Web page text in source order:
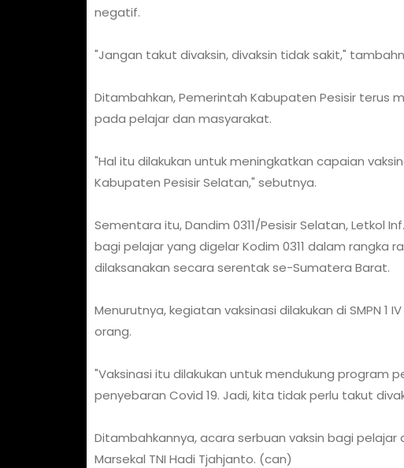
negatif.
"Jangan takut divaksin, divaksin tidak sakit,"
Ditambahkan, Pemerintah Kabupaten Pesisir terus
pada pelajar dan masyarakat.
"Hal itu dilakukan untuk meningkatkan capaian
Kabupaten Pesisir Selatan," sebutnya.
Sementara itu, Dandim 0311/Pesisir Selatan, Letkol
bagi pelajar yang digelar Kodim 0311 dalam rangka
dilaksanakan secara serentak se-Sumatera Barat.
Menurutnya, kegiatan vaksinasi dilakukan di SMPN 1
orang.
"Vaksinasi itu dilakukan untuk mendukung program
penyebaran Covid 19. Jadi, kita tidak perlu takut
Ditambahkannya, acara serbuan vaksin bagi pelajar
Marsekal TNI Hadi Tjahjanto. (can)